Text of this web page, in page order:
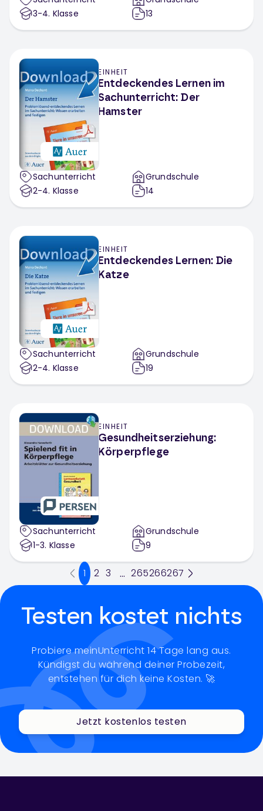
3-4. Klasse
13
EINHEIT
Entdeckendes Lernen im
Sachunterricht: Der
Hamster
Sachunterricht
2-4. Klasse
Grundschule
14
EINHEIT
Entdeckendes Lernen: Die
Katze
Sachunterricht
2-4. Klasse
Grundschule
19
EINHEIT
Gesundheitserziehung:
Körperpflege
Sachunterricht
1-3. Klasse
Grundschule
9
1 2 3 ... 265266267
Testen kostet nichts
Probiere meinUnterricht 14 Tage lang aus.
Kündigst du während deiner Probezeit,
entstehen für dich keine Kosten. 🚀
Jetzt kostenlos testen